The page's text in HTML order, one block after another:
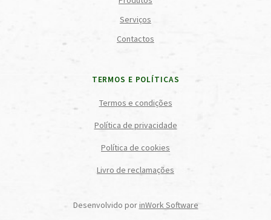
Serviços
Contactos
TERMOS E POLÍTICAS
Termos e condições
Política de privacidade
Política de cookies
Livro de reclamações
Desenvolvido porinWork Software